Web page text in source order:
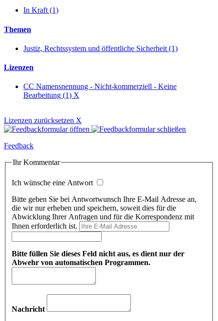
In Kraft (1)
Themen
Justiz, Rechtssystem und öffentliche Sicherheit (1)
Lizenzen
CC Namensnennung - Nicht-kommerziell - Keine
Bearbeitung (1) X
Lizenzen zurücksetzen X
Feedback
Ihr Kommentar
Ich wünsche eine Antwort
Bitte geben Sie bei Antwortwunsch Ihre E-Mail Adresse an,
die wir nur erheben und speichern, soweit dies für die
Abwicklung Ihrer Anfragen und für die Korrespondenz mit
Ihnen erforderlich ist.
Bitte füllen Sie dieses Feld nicht aus, es dient nur der
Abwehr von automatischen Programmen.
Nachricht